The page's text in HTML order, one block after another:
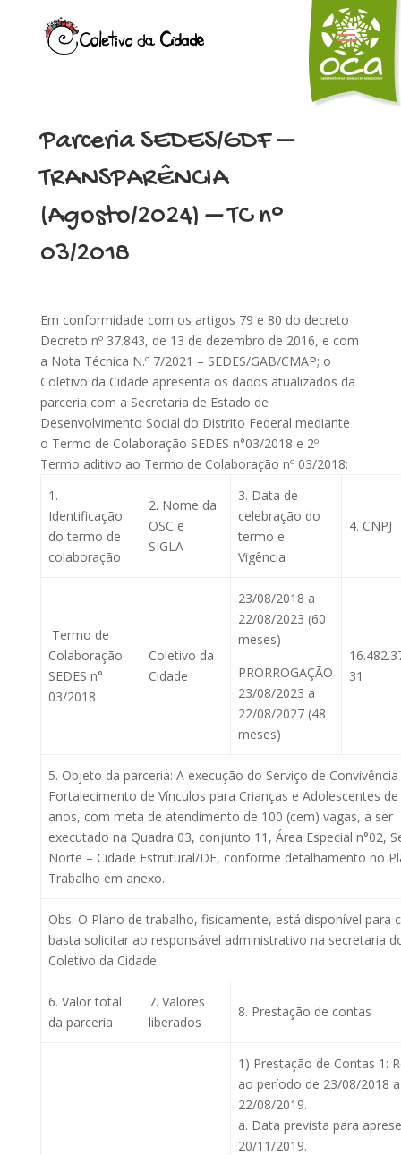
Parceria SEDES/GDF –
TRANSPARÊNCIA
(Agosto/2024) – TC n°
03/2018
Em conformidade com os artigos 79 e 80 do decreto
Decreto nº 37.843, de 13 de dezembro de 2016, e com
a Nota Técnica N.º 7/2021 – SEDES/GAB/CMAP; o
Coletivo da Cidade apresenta os dados atualizados da
parceria com a Secretaria de Estado de
Desenvolvimento Social do Distrito Federal mediante
o Termo de Colaboração SEDES n°03/2018 e 2º
Termo aditivo ao Termo de Colaboração nº 03/2018:
1.
Identificação
do termo de
colaboração
2. Nome da
OSC e
SIGLA
3. Data de
celebração do
termo e
Vigência
4. CNPJ
Termo de
Colaboração
SEDES n°
03/2018
Coletivo da
Cidade
23/08/2018 a
22/08/2023 (60
meses)
PRORROGAÇÃO
23/08/2023 a
22/08/2027 (48
meses)
31
5. Objeto da parceria: A execução do Serviço de
Fortalecimento de Vínculos para Crianças e Adolescentes
anos, com meta de atendimento de 100 (cem) vagas, a ser
executado na Quadra 03, conjunto 11, Área Especial n°02,
Norte – Cidade Estrutural/DF, conforme detalhamento no
Trabalho em anexo.
Obs: O Plano de trabalho, fisicamente, está disponível para
basta solicitar ao responsável administrativo na secretaria
Coletivo da Cidade.
6. Valor total
da parceria
7. Valores
liberados
8. Prestação de contas
1) Prestação de Contas 1:
ao período de 23/08/2018 a
22/08/2019.
a. Data prevista para
20/11/2019.